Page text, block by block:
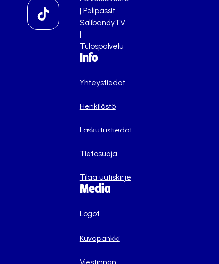
| Pelipassit
SalibandyTV
|
Tulospalvelu
Info
Yhteystiedot
Henkilöstö
Laskutustiedot
Tietosuoja
Tilaa uutiskirje
Media
Logot
Kuvapankki
Viestinnän